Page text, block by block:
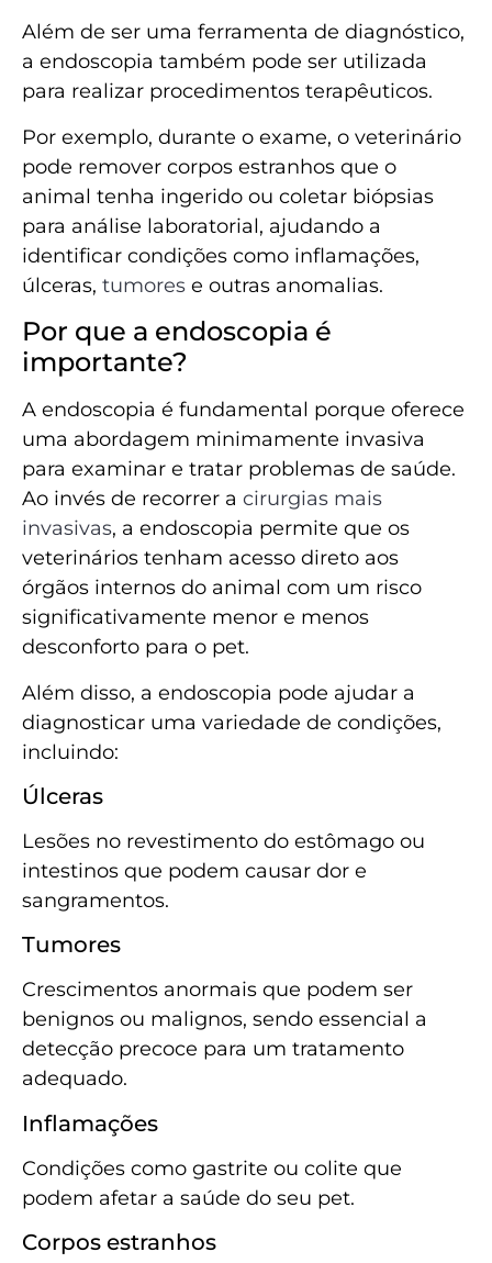
Além de ser uma ferramenta de diagnóstico,
a endoscopia também pode ser utilizada
para realizar procedimentos terapêuticos.
Por exemplo, durante o exame, o veterinário
pode remover corpos estranhos que o
animal tenha ingerido ou coletar biópsias
para análise laboratorial, ajudando a
identificar condições como inflamações,
úlceras, tumores e outras anomalias.
Por que a endoscopia é
importante?
A endoscopia é fundamental porque oferece
uma abordagem minimamente invasiva
para examinar e tratar problemas de saúde.
Ao invés de recorrer a cirurgias mais
invasivas, a endoscopia permite que os
veterinários tenham acesso direto aos
órgãos internos do animal com um risco
significativamente menor e menos
desconforto para o pet.
Além disso, a endoscopia pode ajudar a
diagnosticar uma variedade de condições,
incluindo:
Úlceras
Lesões no revestimento do estômago ou
intestinos que podem causar dor e
sangramentos.
Tumores
Crescimentos anormais que podem ser
benignos ou malignos, sendo essencial a
detecção precoce para um tratamento
adequado.
Inflamações
Condições como gastrite ou colite que
podem afetar a saúde do seu pet.
Corpos estranhos